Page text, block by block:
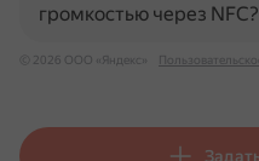
громкостью через NFC?
© 2026 ООО «Яндекс»